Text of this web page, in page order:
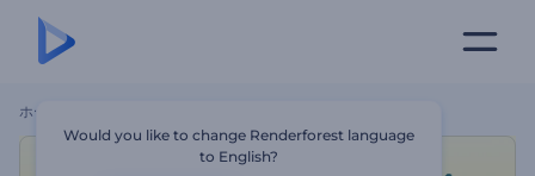
ホーム
Would you like to change Renderforest language
to English?